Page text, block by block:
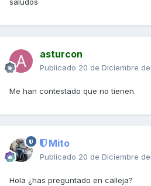
saludos
asturcon
Publicado 20 de Diciembre
Me han contestado que no tienen.
Mito
Publicado 20 de Diciembre
Hola ¿has preguntado en calleja?